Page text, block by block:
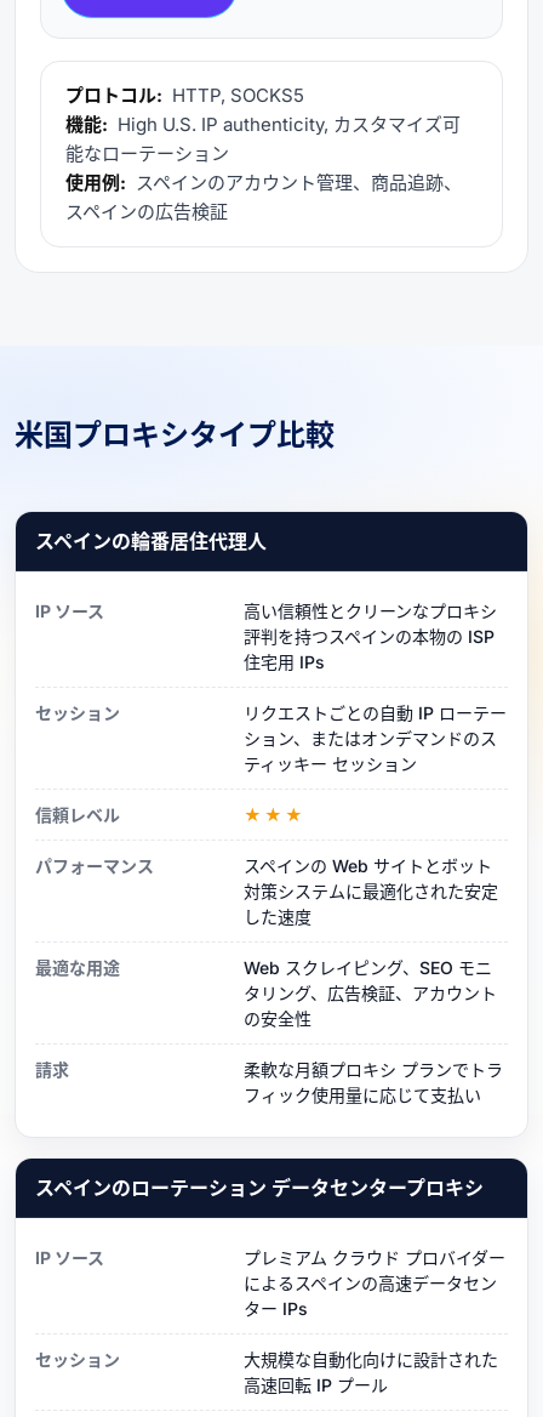
プロトコル: HTTP, SOCKS5
機能: High U.S. IP authenticity, カスタマイズ可
能なローテーション
使用例: スペインのアカウント管理、商品追跡、
スペインの広告検証
米国プロキシタイプ比較
スペインの輪番居住代理人
IP ソース
高い信頼性とクリーンなプロキシ
評判を持つスペインの本物の ISP
住宅用 IPs
セッション
リクエストごとの自動 IP ローテー
ション、またはオンデマンドのス
ティッキー セッション
信頼レベル ★★★
パフォーマンス
スペインの Web サイトとボット
対策システムに最適化された安定
した速度
最適な用途
Web スクレイピング、SEO モニ
タリング、広告検証、アカウント
の安全性
請求
柔軟な月額プロキシ プランでトラ
フィック使用量に応じて支払い
スペインのローテーション データセンタープロキシ
IP ソース
プレミアム クラウド プロバイダー
によるスペインの高速データセン
ター IPs
セッション
大規模な自動化向けに設計された
高速回転 IP プール